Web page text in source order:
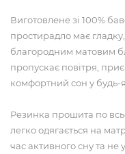
Виготовлене зі 100%
простирадло має
благородним матовим
пропускає повітря,
комфортний сон у будь-
Резинка прошита по
легко одягається на
час активного сну та